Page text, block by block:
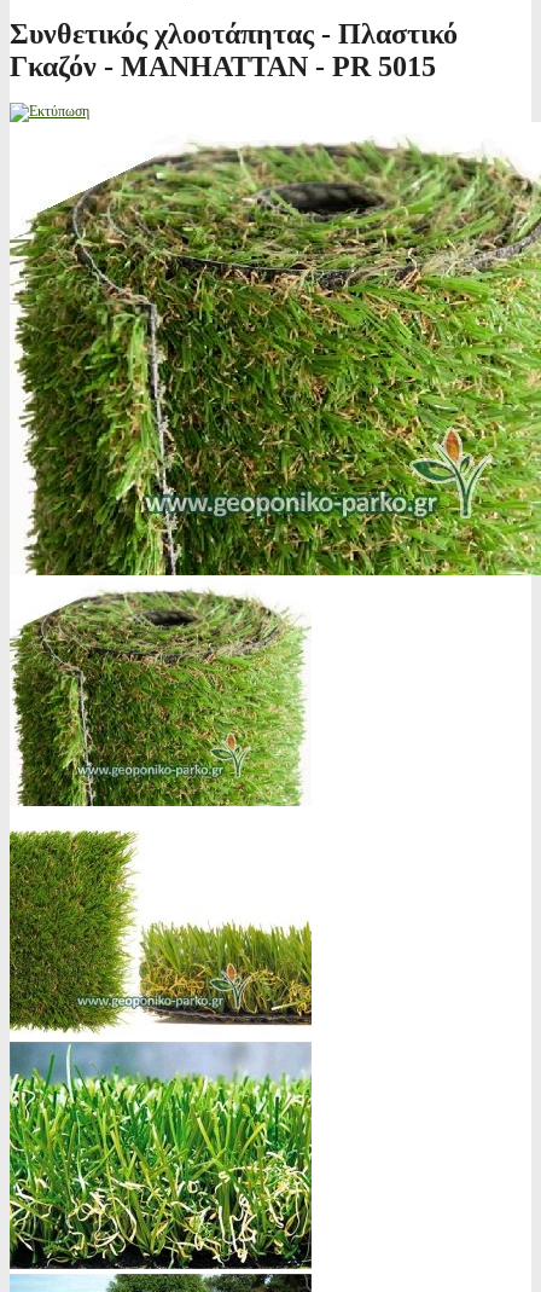
Συνθετικός χλοοτάπητας - Πλαστικό
Γκαζόν - MANHATTAN - PR 5015